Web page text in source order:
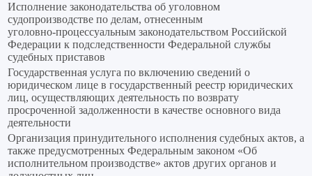
Исполнение законодательства об уголовном
судопроизводстве по делам, отнесенным
уголовно‑процессуальным законодательством Российской
Федерации к подследственности Федеральной службы
судебных приставов
Государственная услуга по включению сведений о
юридическом лице в государственный реестр юридических
лиц, осуществляющих деятельность по возврату
просроченной задолженности в качестве основного вида
деятельности
Организация принудительного исполнения судебных актов, а
также предусмотренных Федеральным законом «Об
исполнительном производстве» актов других органов и